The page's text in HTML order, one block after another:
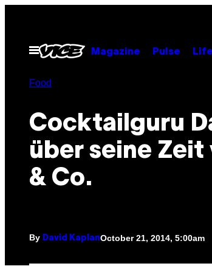
contentOpen
Menu
Magazine Pulse Life
Food
Cocktailguru
über seine Zeit
& Co.
By David KaplanOctober 21, 2014, 5:00am